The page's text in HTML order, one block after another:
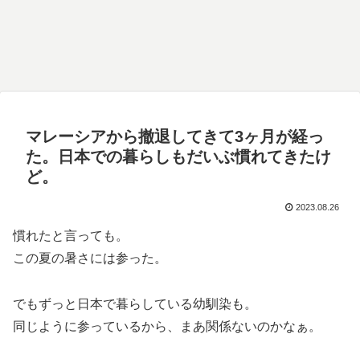
マレーシアから撤退してきて3ヶ月が経っ
た。日本での暮らしもだいぶ慣れてきたけ
ど。
2023.08.26
慣れたと言っても。
この夏の暑さには参った。
でもずっと日本で暮らしている幼馴染も。
同じように参っているから、まあ関係ないのかなぁ。